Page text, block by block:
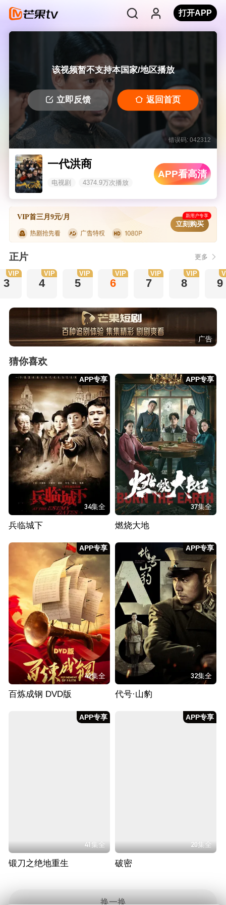
打开APP
该视频暂不支持本国家/地区播放
立即反馈 返回首页
错误码: 042312
一代洪商
电视剧 4374.9万次播放
APP看高清
VIP首三月9元/月 新用户专享
立刻购买
正片 更多
3
VIP
4
VIP
5
VIP
6
VIP
7
VIP
8
VIP
9
广告
猜你喜欢
APP专享
34集全
兵临城下
APP专享
37集全
燃烧大地
APP专享
42集全
百炼成钢 DVD版
APP专享
32集全
代号·山豹
APP专享
41集全
锻刀之绝地重生
APP专享
20集全
破密
换一换